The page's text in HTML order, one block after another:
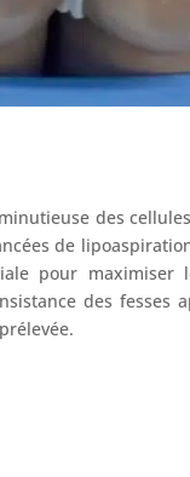
des
de
pour maximiser
des fesses